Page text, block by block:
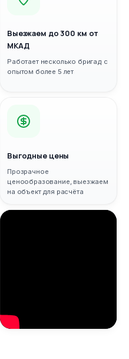
Выезжаем до 300 км от
МКАД
Работает несколько бригад с
опытом более 5 лет
Выгодные цены
Прозрачное
ценообразование, выезжаем
на объект для расчёта